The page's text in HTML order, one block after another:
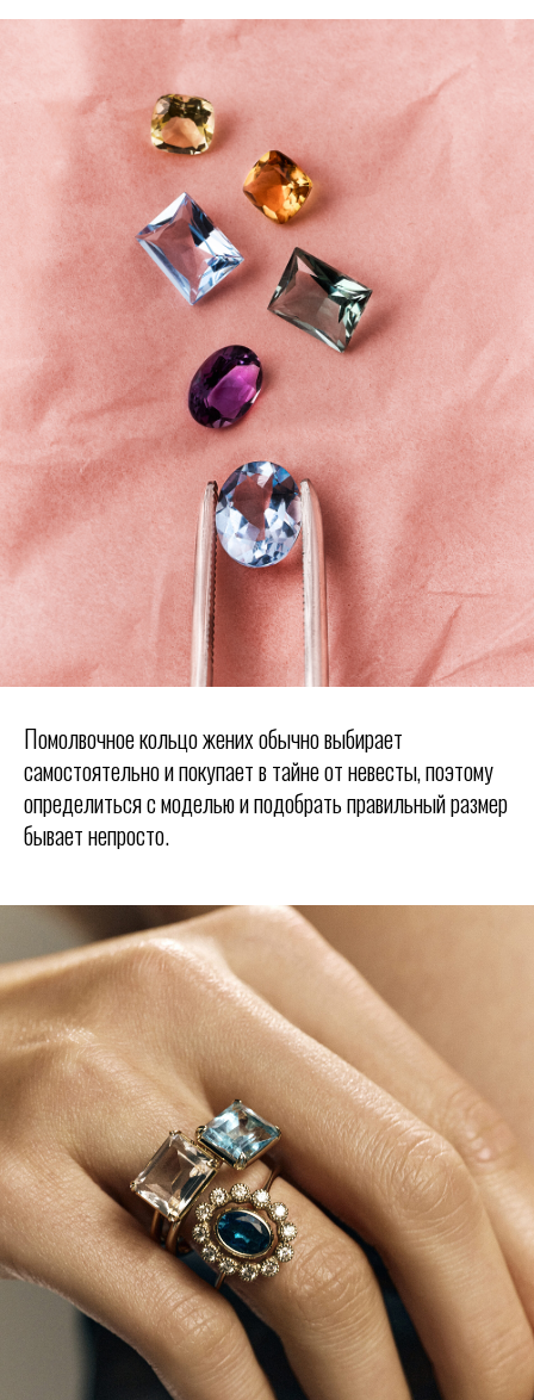
Помолвочное кольцо жених обычно выбирает
самостоятельно и покупает в тайне от невесты, поэтому
определиться с моделью и подобрать правильный размер
бывает непросто.